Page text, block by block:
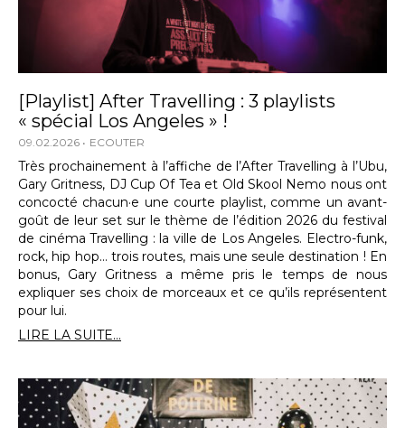
[Playlist] After Travelling : 3 playlists
« spécial Los Angeles » !
09.02.2026 ECOUTER
Très prochainement à l’affiche de l’After Travelling à l’Ubu,
Gary Gritness, DJ Cup Of Tea et Old Skool Nemo nous ont
concocté chacun·e une courte playlist, comme un avant-
goût de leur set sur le thème de l’édition 2026 du festival
de cinéma Travelling : la ville de Los Angeles. Electro-funk,
rock, hip hop… trois routes, mais une seule destination ! En
bonus, Gary Gritness a même pris le temps de nous
expliquer ses choix de morceaux et ce qu’ils représentent
pour lui.
LIRE LA SUITE...